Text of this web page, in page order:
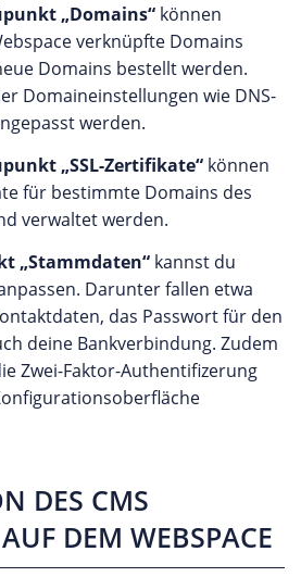
„Domains“ können
verknüpfte Domains
Domains bestellt werden.
Domaineinstellungen wie DNS-
werden.
„SSL-Zertifikate“ können
für bestimmte Domains des
verwaltet werden.
„Stammdaten“ kannst du
Darunter fallen etwa
das Passwort für den
deine Bankverbindung. Zudem
Zwei-Faktor-Authentifizerung
DES CMS
DEM WEBSPACE